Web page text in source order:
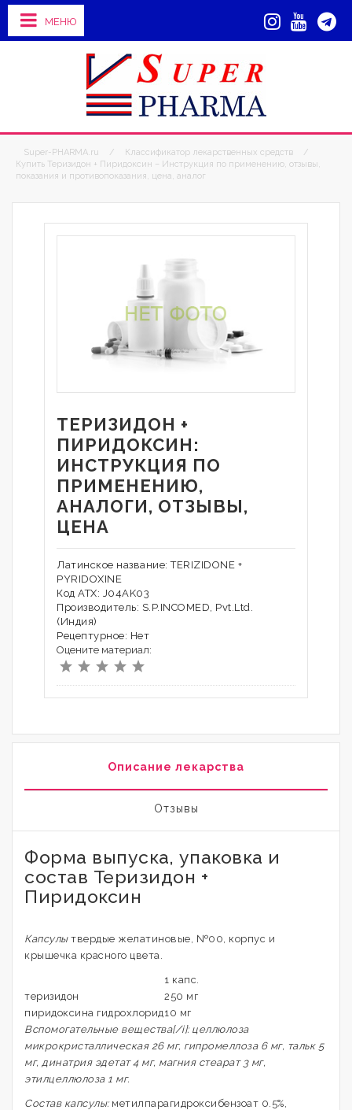
МЕНЮ
Super-PHARMA.ru / Классификатор лекарственных средств
/
Купить Теризидон + Пиридоксин – Инструкция по применению, отзывы,
показания и противопоказания, цена, аналог
ТЕРИЗИДОН +
ПИРИДОКСИН:
ИНСТРУКЦИЯ ПО
ПРИМЕНЕНИЮ,
АНАЛОГИ, ОТЗЫВЫ,
ЦЕНА
Латинское название: TERIZIDONE +
PYRIDOXINE
Код АТХ: J04AK03
Производитель: S.P.INCOMED, Pvt.Ltd.
(Индия)
Рецептурное: Нет
Оцените материал:
Описание лекарства
Отзывы
Форма выпуска, упаковка и
состав Теризидон +
Пиридоксин
Капсулытвердые желатиновые, №00, корпус и
крышечка красного цвета.
1 капс.
теризидон
250 мг
пиридоксина гидрохлорид10 мг
Вспомогательные вещества[/i]: целлюлоза
микрокристаллическая 26 мг, гипромеллоза 6 мг, тальк 5
мг, динатрия эдетат 4 мг, магния стеарат 3 мг,
этилцеллюлоза 1 мг.
Состав капсулы: метилпарагидроксибензоат 0.5%,